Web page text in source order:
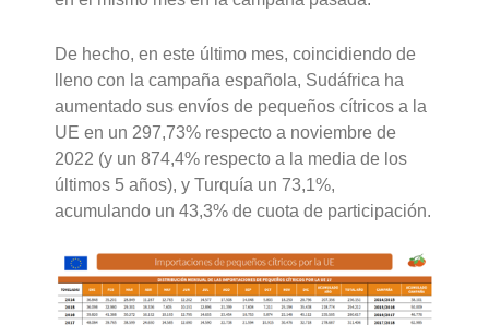
De hecho, en este último mes, coincidiendo de
lleno con la campaña española, Sudáfrica ha
aumentado sus envíos de pequeños cítricos a la
UE en un 297,73% respecto a noviembre de
2022 (y un 874,4% respecto a la media de los
últimos 5 años), y Turquía un 73,1%,
acumulando un 43,3% de cuota de participación.